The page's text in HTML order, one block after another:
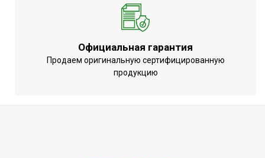
Официальная гарантия
Продаем оригинальную сертифицированную
продукцию